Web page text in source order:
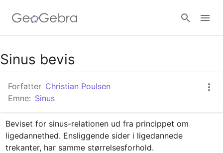
Google Classroom
GeoGebra Classroom
Log ind
Sinus bevis
Forfatter Christian Poulsen
Emne: Sinus
Beviset for sinus-relationen ud fra princippet om
ligedannethed. Ensliggende sider i ligedannede
trekanter, har samme størrelsesforhold.